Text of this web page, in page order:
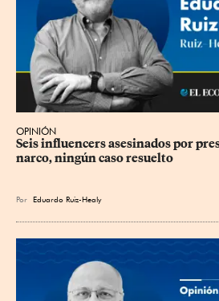
OPINIÓN
Seis influencers asesinados por
narco, ningún caso resuelto
Por Eduardo Ruiz-Healy